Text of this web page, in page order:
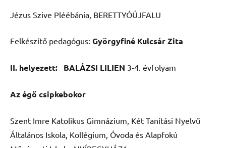
Jézus Szive Pléébánia, BERETTYÓÚJFALU
Felkészítő pedagógus: Györgyfiné Kulcsár Zita
II. helyezett: BALÁZSI LILIEN 3-4. évfolyam
Az égő csipkebokor
Szent Imre Katolikus Gimnázium, Két Tanítási Nyelvű
Általános Iskola, Kollégium, Óvoda és Alapfokú